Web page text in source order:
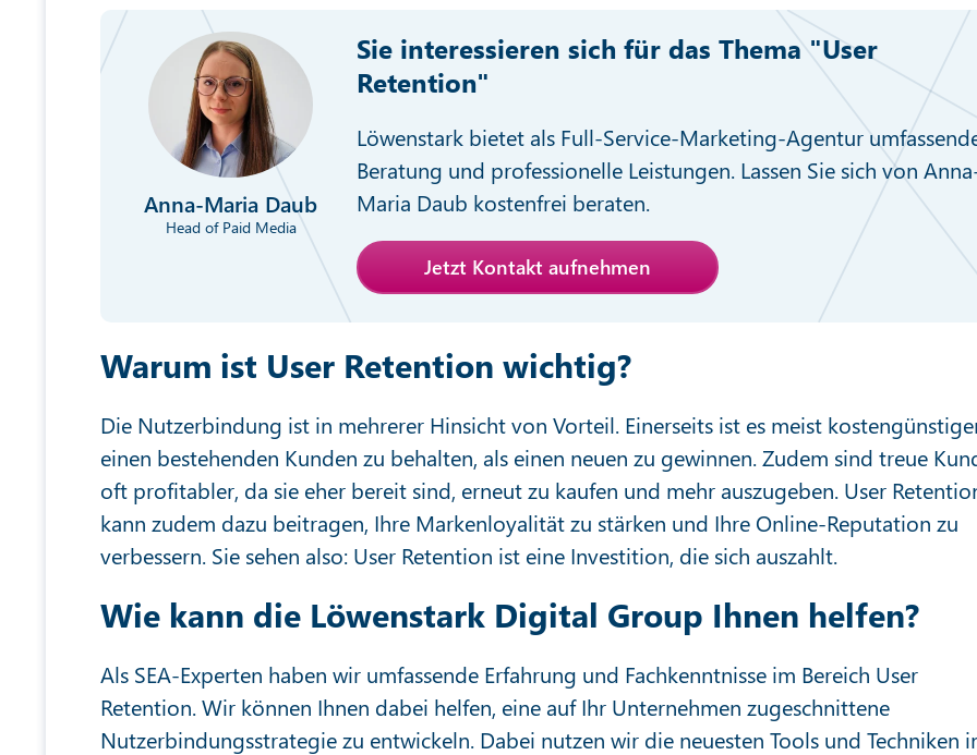
Anna-Maria Daub
Head of Paid Media
Sie interessieren sich für das Thema "User
Retention"
Löwenstark bietet als Full-Service-Marketing-Agentur
Beratung und professionelle Leistungen. Lassen Sie sich von
Maria Daub kostenfrei beraten.
Jetzt Kontakt aufnehmen
Warum ist User Retention wichtig?
Die Nutzerbindung ist in mehrerer Hinsicht von Vorteil. Einerseits ist es meist
einen bestehenden Kunden zu behalten, als einen neuen zu gewinnen. Zudem sind treue
oft profitabler, da sie eher bereit sind, erneut zu kaufen und mehr auszugeben. User
kann zudem dazu beitragen, Ihre Markenloyalität zu stärken und Ihre Online-Reputation zu
verbessern. Sie sehen also: User Retention ist eine Investition, die sich auszahlt.
Wie kann die Löwenstark Digital Group Ihnen helfen?
Als SEA-Experten haben wir umfassende Erfahrung und Fachkenntnisse im Bereich User
Retention. Wir können Ihnen dabei helfen, eine auf Ihr Unternehmen zugeschnittene
Nutzerbindungsstrategie zu entwickeln. Dabei nutzen wir die neuesten Tools und Techniken